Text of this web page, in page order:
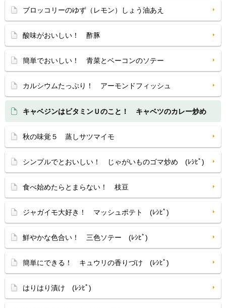
ブロッコリーのゆず（レモン）しょう油あえ
酸味がおいしい！ 酢豚
簡単でおいしい！ 青菜とベーコンのソテー
カルシウムたっぷり！ アーモンドフィッシュ
キャベジンはビタミンＵのこと！ キャベツのカレー炒め
秋の味覚５ 蒸しサツマイモ
シンプルでとおいしい！ じゃがいものゴマ炒め (ﾚｼﾋﾟ)
食べ始めたらとまらない！ 枝豆
ジャガイモ大好き！ マッシュポテト (ﾚｼﾋﾟ)
鮮やかな色合い！ 三色ソテー (ﾚｼﾋﾟ)
簡単にできる！ キュウリの香りづけ (ﾚｼﾋﾟ)
はりはり漬け (ﾚｼﾋﾟ)